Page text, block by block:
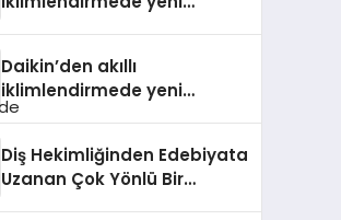
Daikin’den akıllı
iklimlendirmede yeni
dönem: Madoka Plus
Diş Hekimliğinden Edebiyata
Uzanan Çok Yönlü Bir